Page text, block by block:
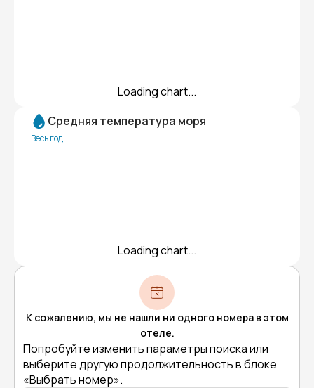
Loading chart...
Средняя температура моря
Весь год
Loading chart...
К сожалению, мы не нашли ни одного номера в этом
отеле.
Попробуйте изменить параметры поиска или
выберите другую продолжительность в блоке
«Выбрать номер».